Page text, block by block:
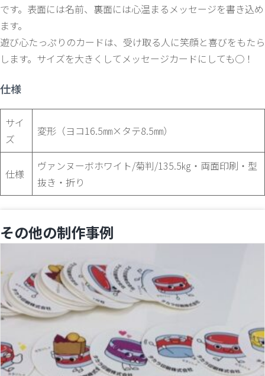
です。表面には名前、裏面には心温まるメッセージを書き込め
ます。
遊び心たっぷりのカードは、受け取る人に笑顔と喜びをもたら
します。サイズを大きくしてメッセージカードにしても○！
仕様
サイ
ズ
変形（ヨコ16.5㎜×タテ8.5㎜）
仕様
ヴァンヌーボホワイト/菊判/135.5㎏・両面印刷・型
抜き・折り
その他の制作事例